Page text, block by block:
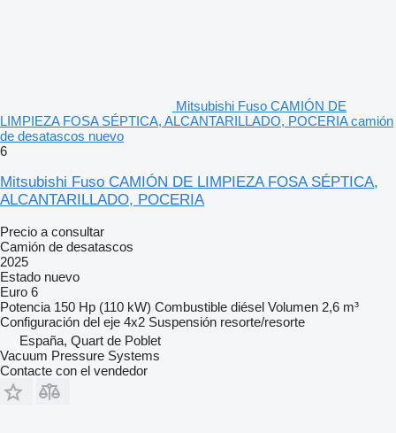
Mitsubishi Fuso CAMIÓN DE
LIMPIEZA FOSA SÉPTICA, ALCANTARILLADO, POCERIA camión
de desatascos nuevo
6
Mitsubishi Fuso CAMIÓN DE LIMPIEZA FOSA SÉPTICA,
ALCANTARILLADO, POCERIA
Precio a consultar
Camión de desatascos
2025
Estado nuevo
Euro 6
Potencia 150 Hp (110 kW) Combustible diésel Volumen 2,6 m³
Configuración del eje 4x2 Suspensión resorte/resorte
España, Quart de Poblet
Vacuum Pressure Systems
Contacte con el vendedor